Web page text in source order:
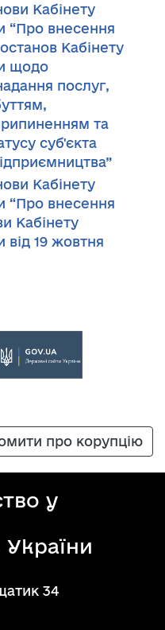
Кабінету
“Про внесення
Кабінету
щодо
послуг,
та
суб'єкта
Кабінету
“Про внесення
Кабінету
від 19 жовтня
про корупцію
у
України
34